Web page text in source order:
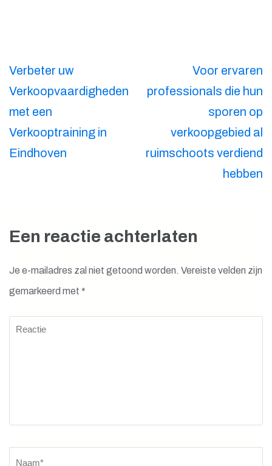
Berichtnavigatie
Verbeter uw
Verkoopvaardigheden
met een
Verkooptraining in
Eindhoven
Voor ervaren
professionals die hun
sporen op
verkoopgebied al
ruimschoots verdiend
hebben
Een reactie achterlaten
Je e-mailadres zal niet getoond worden. Vereiste velden zijn
gemarkeerd met *
Reactie